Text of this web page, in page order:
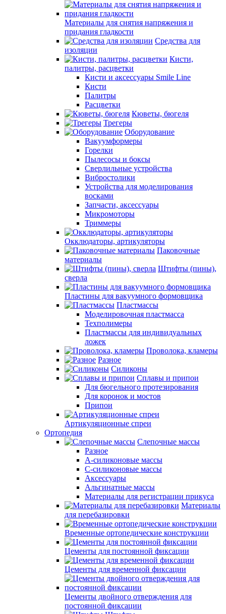
Материалы для снятия напряжения и
придания гладкости
Средства для
изоляции
Кисти,
палитры, расцветки
Кисти и аксессуары Smile Line
Кисти
Палитры
Расцветки
Кюветы, бюгеля
Трегеры
Оборудование
Вакуумформеры
Горелки
Пылесосы и боксы
Сверлильные устройства
Вибростолики
Устройства для моделирования
восками
Запчасти, аксессуары
Микромоторы
Триммеры
Окклюдаторы, артикуляторы
Паковочные
материалы
Штифты (пины),
сверла
Пластины для вакуумного формовщика
Пластмассы
Моделировочная пластмасса
Техполимеры
Пластмассы для индивидуальных
ложек
Проволока, кламеры
Разное
Силиконы
Сплавы и припои
Для бюгельного протезирования
Для коронок и мостов
Припои
Артикуляционные спреи
Ортопедия
Слепочные массы
Разное
А-силиконовые массы
С-силиконовые массы
Аксессуары
Альгинатные массы
Материалы для регистрации прикуса
Материалы
для перебазировки
Временные ортопедические конструкции
Цементы для постоянной фиксации
Цементы для временной фиксации
Цементы двойного отверждения для
постоянной фиксации